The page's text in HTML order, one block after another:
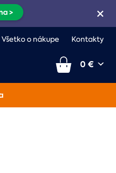
>
Všetko o nákupe Kontakty
0 €